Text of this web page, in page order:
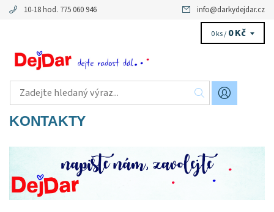
10-18 hod. 775 060 946 info@darkydejdar.cz
0 ks / 0 Kč
KONTAKTY